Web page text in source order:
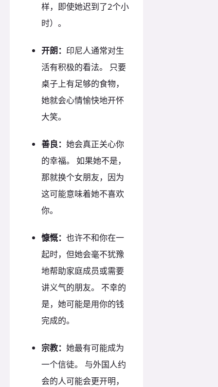
样，即使她迟到了2个小
时）。
开朗： 印尼人通常对生
活有积极的看法。 只要
桌子上有足够的食物，
她就会心情愉快地开怀
大笑。
善良： 她会真正关心你
的幸福。 如果她不是，
那就换个女朋友，因为
这可能意味着她不喜欢
你。
慷慨： 也许不和你在一
起时，但她会毫不犹豫
地帮助家庭成员或需要
讲义气的朋友。 不幸的
是，她可能是用你的钱
完成的。
宗教： 她最有可能成为
一个信徒。 与外国人约
会的人可能会更开明，